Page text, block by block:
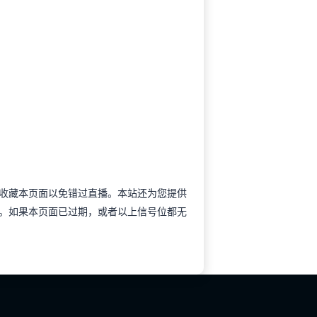
藏本页面以免错过直播。本站还为您提供
如果本页面已过期，或者以上信号位都无